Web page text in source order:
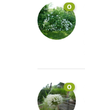
0
0